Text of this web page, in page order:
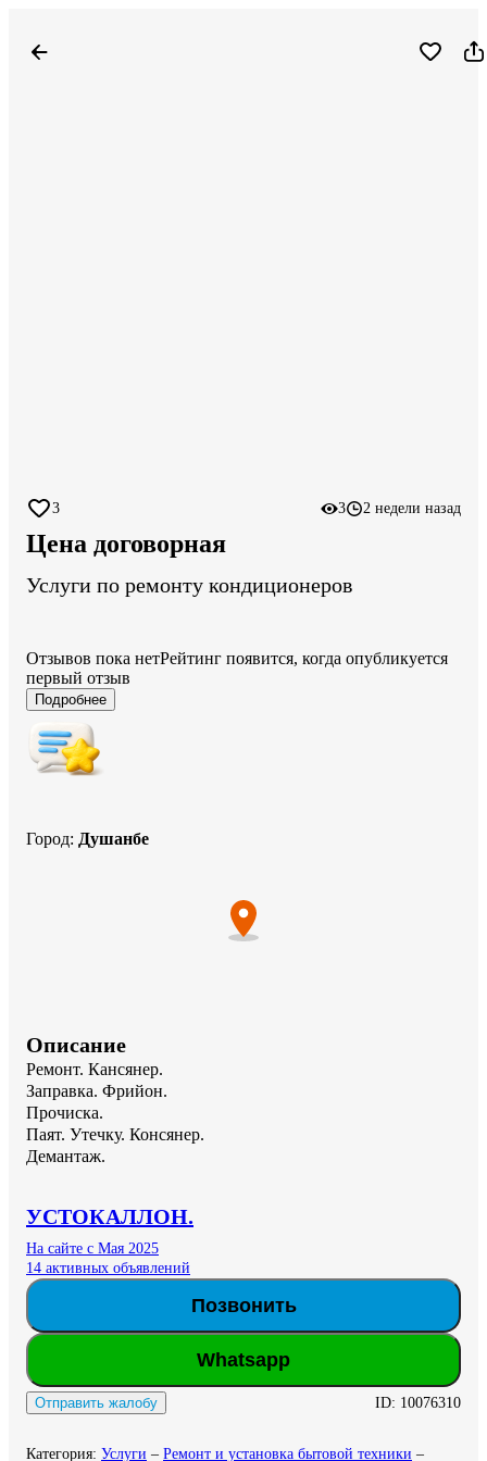
3 3 2 недели назад
Цена договорная
Услуги по ремонту кондиционеров
Отзывов пока нетРейтинг появится, когда опубликуется
первый отзыв
Подробнее
Город: Душанбе
Описание
Ремонт. Кансянер.
Заправка. Фрийон.
Прочиска.
Паят. Утечку. Консянер.
Демантаж.
УСТОКАЛЛОН.
На сайте с Мая 2025
14 активных объявлений
Позвонить
Whatsapp
Отправить жалобу ID: 10076310
Категория: Услуги – Ремонт и установка бытовой техники –